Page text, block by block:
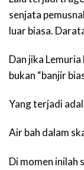
senjata
luar biasa.
Dan jika
bukan “banjir
Yang terjadi
Air bah dalam
Di momen inilah